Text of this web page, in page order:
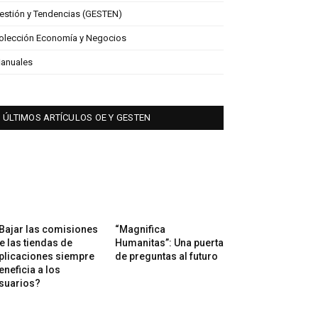
y Tendencias (GESTEN)
Economía y Negocios
ÚLTIMOS ARTÍCULOS OE Y GESTEN
las comisiones
las tiendas de
siempre
a los
“Magnifica
Humanitas”: Una puerta
de preguntas al futuro